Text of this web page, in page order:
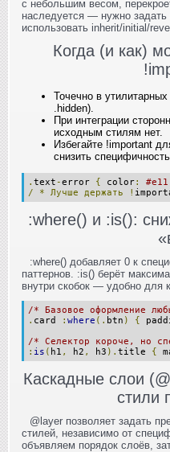
с небольшим весом,
наследуется — нужно
использовать inherit/initial/
Когда (и как)
Точечно в
.hidden).
При интеграции
исходным стилям нет.
Избегайте !important
снизить
. text -error { color:
/
* Лучше держать !
:where() и :is():
:where() добавляет 0 к
паттернов. :is() берёт
внутри скобок — удобно для
/* Базовое оформление
. card : where (. btn ) {
/* Селектор короче, но
: is ( h1 , h2 , h3 ). title {
Каскадные слои
стили
@layer позволяет задать
стилей, независимо от
объявляем порядок слоёв,